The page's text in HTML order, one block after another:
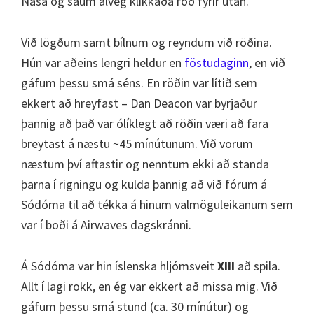
Við lögðum samt bílnum og reyndum við röðina.
Hún var aðeins lengri heldur en föstudaginn, en við
gáfum þessu smá séns. En röðin var lítið sem
ekkert að hreyfast – Dan Deacon var byrjaður
þannig að það var ólíklegt að röðin væri að fara
breytast á næstu ~45 mínútunum. Við vorum
næstum því aftastir og nenntum ekki að standa
þarna í rigningu og kulda þannig að við fórum á
Sódóma til að tékka á hinum valmöguleikanum sem
var í boði á Airwaves dagskránni.
Á Sódóma var hin íslenska hljómsveitXIII að spila.
Allt í lagi rokk, en ég var ekkert að missa mig. Við
gáfum þessu smá stund (ca. 30 mínútur) og